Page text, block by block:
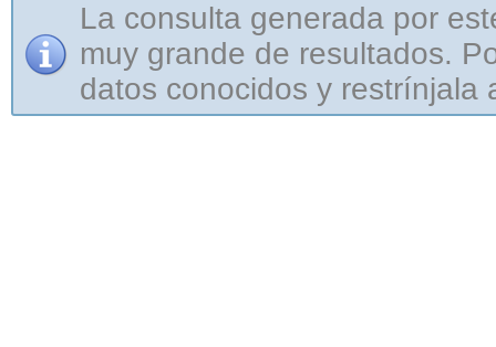
La consulta generada por
muy grande de resultados.
datos conocidos y restrínjala